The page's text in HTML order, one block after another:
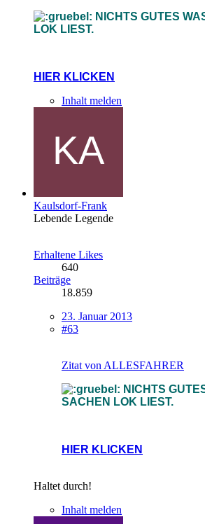
NICHTS GUTES
LOK LIEST.
HIER KLICKEN
Inhalt melden
Kaulsdorf-Frank
Lebende Legende
Erhaltene Likes
640
Beiträge
18.859
23. Januar 2013
#63
Zitat von ALLESFAHRER
NICHTS
SACHEN LOK LIEST.
HIER KLICKEN
Haltet durch!
Inhalt melden